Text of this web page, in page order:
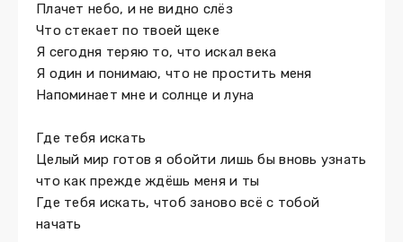
Плачет небо, и не видно слёз
Что стекает по твоей щеке
Я сегодня теряю то, что искал века
Я один и понимаю, что не простить меня
Напоминает мне и солнце и луна
Где тебя искать
Целый мир готов я обойти лишь бы вновь узнать
что как прежде ждёшь меня и ты
Где тебя искать, чтоб заново всё с тобой
начать